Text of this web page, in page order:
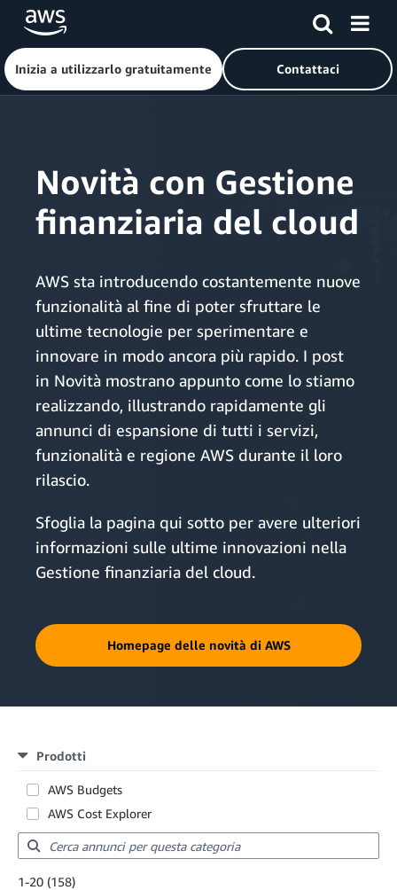
Inizia a utilizzarlo gratuitamente Contattaci
Novità con Gestione
finanziaria del cloud
AWS sta introducendo costantemente nuove
funzionalità al fine di poter sfruttare le
ultime tecnologie per sperimentare e
innovare in modo ancora più rapido. I post
in Novità mostrano appunto come lo stiamo
realizzando, illustrando rapidamente gli
annunci di espansione di tutti i servizi,
funzionalità e regione AWS durante il loro
rilascio.
Sfoglia la pagina qui sotto per avere ulteriori
informazioni sulle ultime innovazioni nella
Gestione finanziaria del cloud.
Homepage delle novità di AWS
Prodotti
AWS Budgets
AWS Cost Explorer
1-20 (158)
Showing results: 1-20